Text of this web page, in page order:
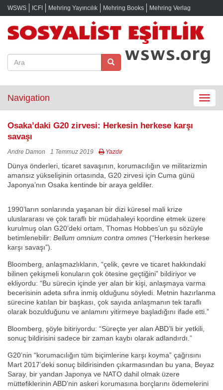
WSWS ICFI Mehring Yayıncılık Mehring Books Mehring Verlag
Toggle
Navigation
Osaka’daki G20 zirvesi: Herkesin herkese karşı
savaşı
Andre Damon 1 Temmuz 2019 Yazdır
Dünya önderleri, ticaret savaşının, korumacılığın ve militarizmin
amansız yükselişinin ortasında, G20 zirvesi için Cuma günü
Japonya’nın Osaka kentinde bir araya geldiler.
1990’ların sonlarında yaşanan bir dizi küresel mali krize
uluslararası ve çok taraflı bir müdahaleyi koordine etmek üzere
kurulmuş olan G20’deki ortam, Thomas Hobbes’un şu sözüyle
betimlenebilir: Bellum omnium contra omnes (“Herkesin herkese
karşı savaşı”).
Bloomberg, anlaşmazlıkların, “çelik, çevre ve ticaret hakkındaki
bilinen çekişmeli konuların çok ötesine geçtiğini” bildiriyor ve
ekliyordu: “Bu sürecin içinde yer alan bir kişi, anlaşmaya varma
becerisinin adeta sıfıra inmiş olduğunu söyledi. Metnin hazırlanma
sürecine katılan bir başkası, çok sayıda anlaşmanın tek taraflı
olarak bozulduğunu ve anlamını yitirmeye başladığını ifade etti.”
Bloomberg, şöyle bitiriyordu: “Süreçte yer alan ABD’li bir yetkili,
sonuç bildirisini sadece bir zaman kaybı olarak adlandırdı.”
G20’nin “korumacılığın tüm biçimlerine karşı koyma” çağrısını
Mart 2017’deki sonuç bildirisinden çıkarmasından bu yana, Beyaz
Saray, bir yandan Japonya ve NATO dahil olmak üzere
müttefiklerinin ABD’nin askeri korumasına borçlarını ödemelerini